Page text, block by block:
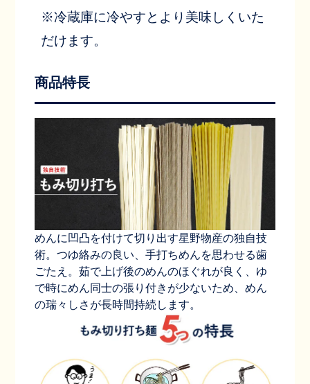
※冷蔵庫に冷やすとより美味しくいた
だけます。
商品特長
めんに凹凸を付けて切り出す星野物産の独自技
術。つゆ絡みの良い、手打ちめんを思わせる歯
ごたえ。茹で上げ後のめんのほぐれが良く、ゆ
で時にめん同士の張り付きが少ないため、めん
の瑞々しさが長時間持続します。